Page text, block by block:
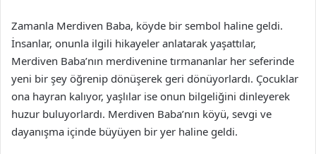
Zamanla Merdiven Baba, köyde bir sembol haline geldi.
İnsanlar, onunla ilgili hikayeler anlatarak yaşattılar,
Merdiven Baba’nın merdivenine tırmananlar her seferinde
yeni bir şey öğrenip dönüşerek geri dönüyorlardı. Çocuklar
ona hayran kalıyor, yaşlılar ise onun bilgeliğini dinleyerek
huzur buluyorlardı. Merdiven Baba’nın köyü, sevgi ve
dayanışma içinde büyüyen bir yer haline geldi.